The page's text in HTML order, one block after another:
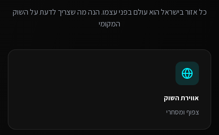
כל אזור בישראל הוא עולם בפני עצמו. הנה מה שצריך לדעת על השוק
המקומי
אווירת השוק
צפוף ומסחרי